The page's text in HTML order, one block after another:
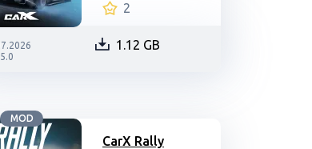
2
1.12 GB
MOD
CarX Rally